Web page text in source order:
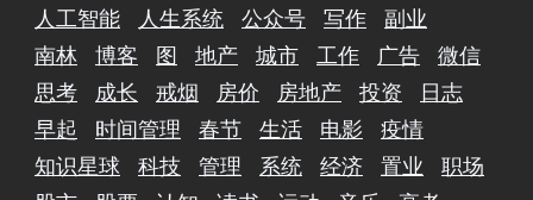
人工智能
人生系统 公众号 写作
副业
南林
博客 图 地产 城市 工作 广告
微信
思考
成长 戒烟 房价 房地产 投资
日志
早起
时间管理 春节 生活 电影
疫情
知识星球
科技 管理 系统 经济 置业
职场